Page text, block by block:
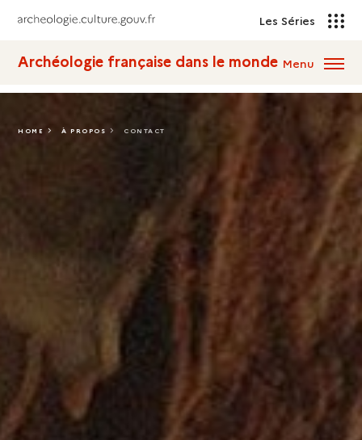
Les Séries
Archéologie française dans le monde Menu
HOME À PROPOS CONTACT